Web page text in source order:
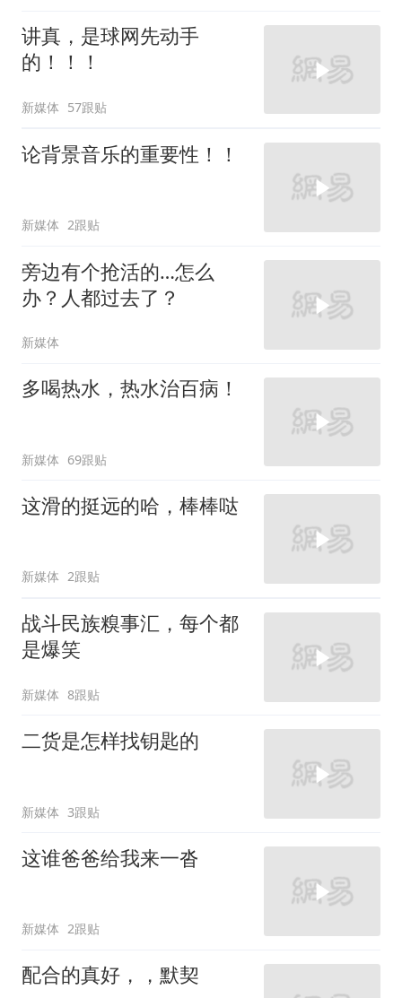
讲真，是球网先动手
的！！！
新媒体 57跟贴
论背景音乐的重要性！！
新媒体 2跟贴
旁边有个抢活的…怎么
办？人都过去了？
新媒体
多喝热水，热水治百病！
新媒体 69跟贴
这滑的挺远的哈，棒棒哒
新媒体 2跟贴
战斗民族糗事汇，每个都
是爆笑
新媒体 8跟贴
二货是怎样找钥匙的
新媒体 3跟贴
这谁爸爸给我来一沓
新媒体 2跟贴
配合的真好，，默契